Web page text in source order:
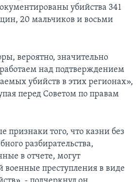
убийства 341
20 мальчиков и восьми
вероятно, значительно
над подтверждением
убийств в этих регионах»,
перед Советом по правам
признаки того, что казни без
разбирательства,
в отчете, могут
военные преступления в виде